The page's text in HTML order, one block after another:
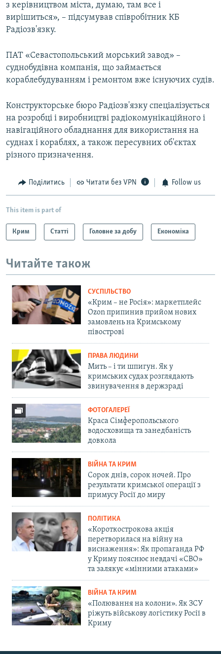
з керівництвом міста, думаю, там все і
вирішиться», – підсумував співробітник КБ
Радіозв'язку.
ПАТ «Севастопольський морський завод» –
суднобудівна компанія, що займається
кораблебудуванням і ремонтом вже існуючих судів.
Конструкторське бюро Радіозв'язку спеціалізується
на розробці і виробництві радіокомунікаційного і
навігаційного обладнання для використання на
суднах і кораблях, а також пересувних об'єктах
різного призначення.
Поділитись Читати без VPN Follow us
This item is part of
Крим Статті Головне за добу Економіка
Читайте також
СУСПІЛЬСТВО
«Крим – не Росія»: маркетплейс
Ozon припинив прийом нових
замовлень на Кримському
півострові
ПРАВА ЛЮДИНИ
Мить – і ти шпигун. Як у
кримських судах розглядають
звинувачення в держзраді
ФОТОГАЛЕРЕЇ
Краса Сімферопольського
водосховища та занедбаність
довкола
ВІЙНА ТА КРИМ
Сорок днів, сорок ночей. Про
результати кримської операції з
примусу Росії до миру
ПОЛІТИКА
«Короткострокова акція
перетворилася на війну на
виснаження»: Як пропаганда РФ
у Криму пояснює невдачі «СВО»
та залякує «мінними атаками»
ВІЙНА ТА КРИМ
«Полювання на колони». Як ЗСУ
ріжуть військову логістику Росії в
Криму